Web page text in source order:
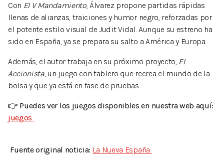
Con El V Mandamiento, Álvarez propone partidas rápidas
llenas de alianzas, traiciones y humor negro, reforzadas por
el potente estilo visual de Judit Vidal. Aunque su estreno ha
sido en España, ya se prepara su salto a América y Europa.
Además, el autor trabaja en su próximo proyecto, El
Accionista, un juego con tablero que recrea el mundo de la
bolsa y que ya está en fase de pruebas.
👉 Puedes ver los juegos disponibles en nuestra web aquí:
juegos
Fuente original noticia: La Nueva España